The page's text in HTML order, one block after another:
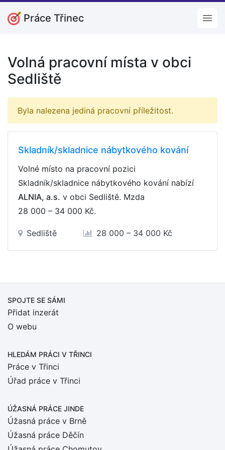
Práce Třinec
Volná pracovní místa v obci
Sedliště
Byla nalezena jediná pracovní příležitost.
Skladník/skladnice nábytkového kování
Volné místo na pracovní pozici
Skladník/skladnice nábytkového kování nabízí
ALNIA, a.s. v obci Sedliště. Mzda
28 000 – 34 000 Kč.
Sedliště 28 000 – 34 000 Kč
SPOJTE SE SÁMI
Přidat inzerát
O webu
HLEDÁM PRÁCI V TŘINCI
Práce v Třinci
Úřad práce v Třinci
ÚŽASNÁ PRÁCE JINDE
Úžasná práce v Brně
Úžasná práce Děčín